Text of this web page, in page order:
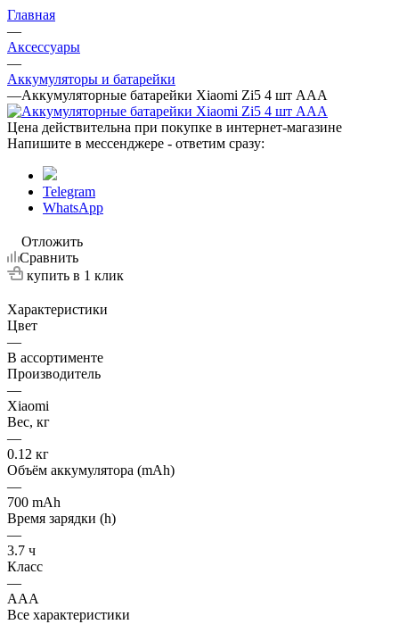
Главная
—
Аксессуары
—
Аккумуляторы и батарейки
—Аккумуляторные батарейки Xiaomi Zi5 4 шт AAA
Цена действительна при покупке в интернет-магазине
Напишите в мессенджере - ответим сразу:
Telegram
WhatsApp
Отложить
Сравнить
купить в 1 клик
Характеристики
Цвет
—
В ассортименте
Производитель
—
Xiaomi
Вес, кг
—
0.12 кг
Объём аккумулятора (mAh)
—
700 mAh
Время зарядки (h)
—
3.7 ч
Класс
—
AAA
Все характеристики